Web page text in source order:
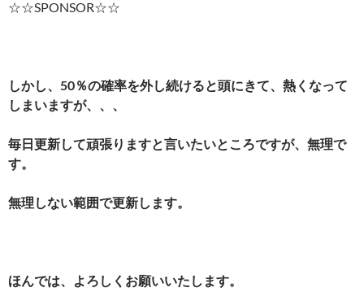
☆☆SPONSOR☆☆
しかし、50％の確率を外し続けると頭にきて、熱くなって
しまいますが、、、
毎日更新して頑張りますと言いたいところですが、無理で
す。
無理しない範囲で更新します。
ほんでは、よろしくお願いいたします。